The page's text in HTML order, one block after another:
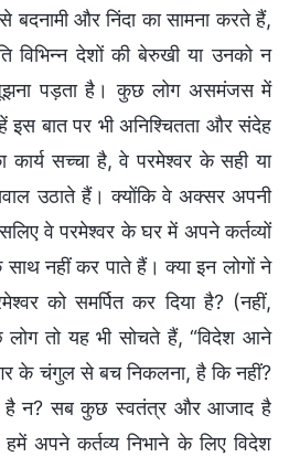
बदनामी और निंदा का सामना करते हैं,
विभिन्न देशों की बेरुखी या उनको न
पड़ता है। कुछ लोग असमंजस में
इस बात पर भी अनिश्चितता और संदेह
कार्य सच्चा है, वे परमेश्वर के सही या
उठाते हैं। क्योंकि वे अक्सर अपनी
वे परमेश्वर के घर में अपने कर्तव्यों
नहीं कर पाते हैं। क्या इन लोगों ने
को समर्पित कर दिया है? (नहीं,
लोग तो यह भी सोचते हैं, “विदेश आने
के चंगुल से बच निकलना, है कि नहीं?
है न? सब कुछ स्वतंत्र और आजाद है
अपने कर्तव्य निभाने के लिए विदेश